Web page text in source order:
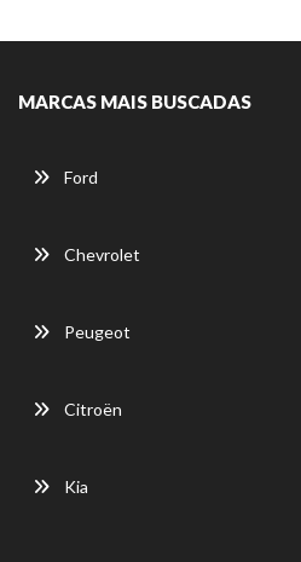
MARCAS MAIS BUSCADAS
Ford
Chevrolet
Peugeot
Citroën
Kia